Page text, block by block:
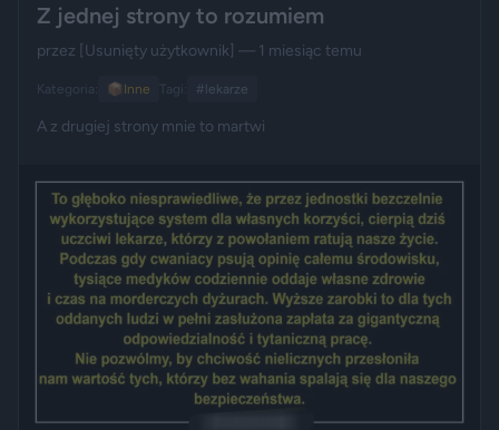
Z jednej strony to rozumiem
przez [Usunięty użytkownik] — 1 miesiąc temu
Kategoria: 📦 Inne Tagi: #lekarze
A z drugiej strony mnie to martwi